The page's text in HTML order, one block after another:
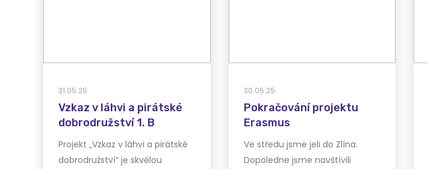
31.05.25
Vzkaz v láhvi a pirátské
dobrodružství 1. B
Projekt „Vzkaz v láhvi a pirátské
dobrodružství“ je skvělou
30.05.25
Pokračování projektu
Erasmus
Ve středu jsme jeli do Zlína.
Dopoledne jsme navštívili